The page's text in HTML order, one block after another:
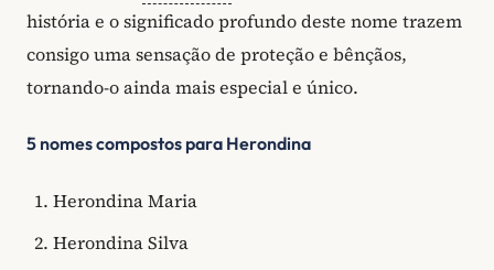
história e o significado profundo deste nome trazem
consigo uma sensação de proteção e bênçãos,
tornando-o ainda mais especial e único.
5 nomes compostos para Herondina
Herondina Maria
Herondina Silva